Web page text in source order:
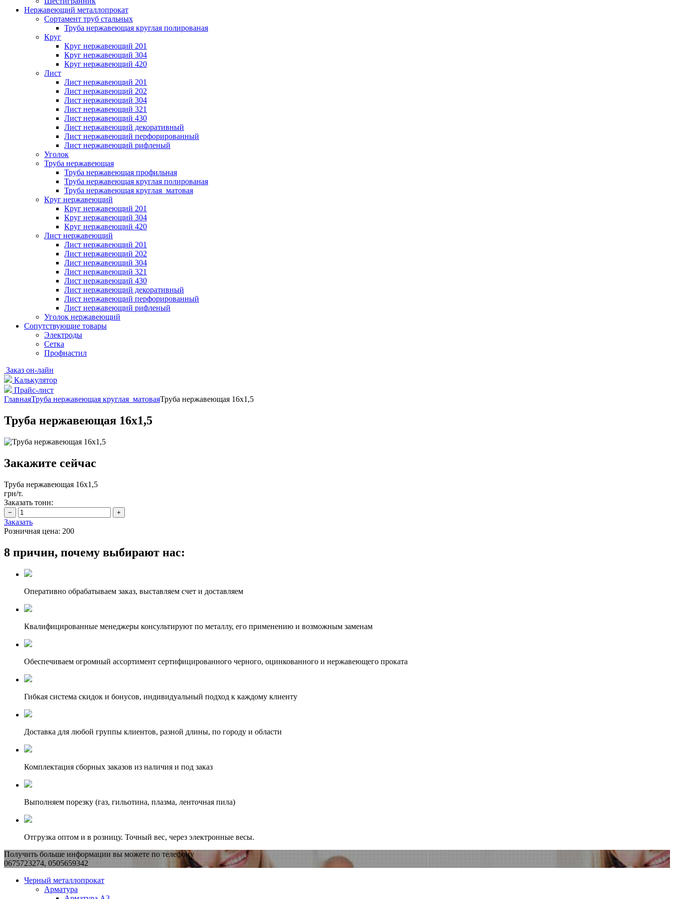
Нержавеющий металлопрокат
Сортамент труб стальных
Труба нержавеющая круглая полированая
Круг
Круг нержавеющий 201
Круг нержавеющий 304
Круг нержавеющий 420
Лист
Лист нержавеющий 201
Лист нержавеющий 202
Лист нержавеющий 304
Лист нержавеющий 321
Лист нержавеющий 430
Лист нержавеющий декоративный
Лист нержавеющий перфорированный
Лист нержавеющий рифленый
Уголок
Труба нержавеющая
Труба нержавеющая профильная
Труба нержавеющая круглая полированая
Труба нержавеющая круглая матовая
Круг нержавеющий
Круг нержавеющий 201
Круг нержавеющий 304
Круг нержавеющий 420
Лист нержавеющий
Лист нержавеющий 201
Лист нержавеющий 202
Лист нержавеющий 304
Лист нержавеющий 321
Лист нержавеющий 430
Лист нержавеющий декоративный
Лист нержавеющий перфорированный
Лист нержавеющий рифленый
Уголок нержавеющий
Cопутствующие товары
Электроды
Сетка
Профнастил
Заказ он-лайн
Калькулятор
Прайс-лист
ГлавнаяТруба нержавеющая круглая матоваяТруба нержавеющая 16х1,5
Труба нержавеющая 16х1,5
Закажите сейчас
Труба нержавеющая 16х1,5
грн/т.
Заказать тонн:
Заказать
Розничная цена: 200
8 причин, почему выбирают нас:
Оперативно обрабатываем заказ, выставляем счет и доставляем
Квалифицированные менеджеры консультируют по металлу, его применению и возможным заменам
Обеспечиваем огромный ассортимент сертифицированного черного, оцинкованного и нержавеющего проката
Гибкая система скидок и бонусов, индивидуальный подход к каждому клиенту
Доставка для любой группы клиентов, разной длины, по городу и области
Комплектация сборных заказов из наличия и под заказ
Выполняем порезку (газ, гильотина, плазма, ленточная пила)
Отгрузка оптом и в розницу. Точный вес, через электронные весы.
Получить больше информации вы можете по телефону
0675723274, 0505659342
Черный металлопрокат
Арматура